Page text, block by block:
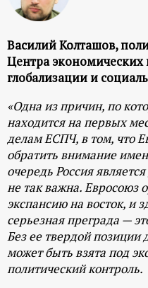
Василий Колташов,
Центра экономических
глобализации и
«Одна из причин, по
находится на первых
делам ЕСПЧ, в том, что
обратить внимание
очередь Россия
не так важна. Евросоюз
экспансию на восток, и
серьезная преграда —
Без ее твердой позиции
может быть взята под
политический контроль.